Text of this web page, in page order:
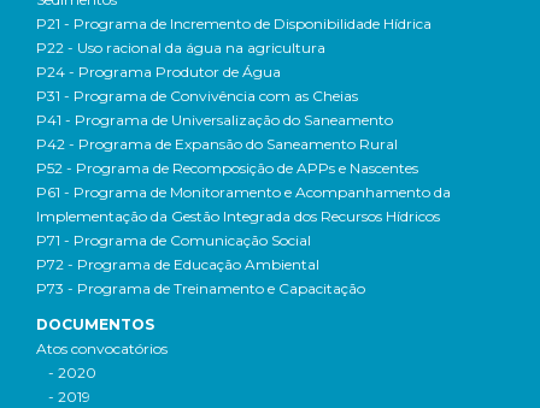
P21 - Programa de Incremento de Disponibilidade Hídrica
P22 - Uso racional da água na agricultura
P24 - Programa Produtor de Água
P31 - Programa de Convivência com as Cheias
P41 - Programa de Universalização do Saneamento
P42 - Programa de Expansão do Saneamento Rural
P52 - Programa de Recomposição de APPs e Nascentes
P61 - Programa de Monitoramento e Acompanhamento da
Implementação da Gestão Integrada dos Recursos Hídricos
P71 - Programa de Comunicação Social
P72 - Programa de Educação Ambiental
P73 - Programa de Treinamento e Capacitação
DOCUMENTOS
Atos convocatórios
- 2020
- 2019